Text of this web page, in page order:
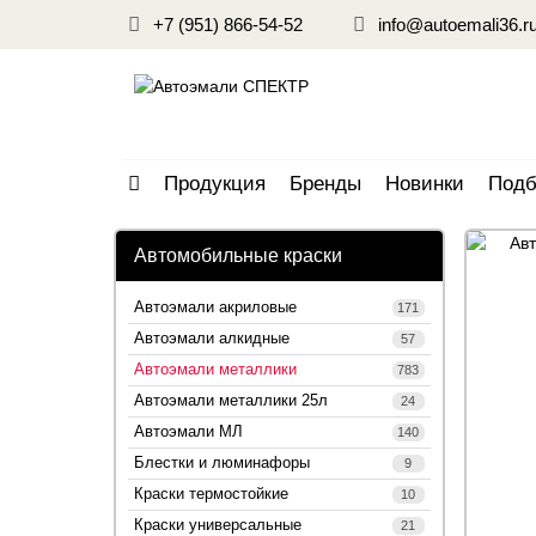
+7 (951) 866-54-52
Продукция Бренды Новинки
Автомобильные краски
Автоэмали акриловые 171
Автоэмали алкидные 57
Автоэмали металлики 783
Автоэмали металлики 25л 24
Автоэмали МЛ 140
Блестки и люминафоры 9
Краски термостойкие 10
Краски универсальные 21